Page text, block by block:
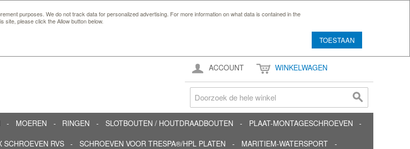
purposes. We do not track data for personalized advertising. For more information on what data is contained in the
site, please click the Allow button below.
TOESTAAN
ACCOUNT WINKELWAGEN
MOEREN RINGEN SLOTBOUTEN / HOUTDRAADBOUTEN
PLAAT-MONTAGESCHROEVEN
SCHROEVEN RVS SCHROEVEN VOOR TRESPA®/HPL PLATEN
MARITIEM-WATERSPORT